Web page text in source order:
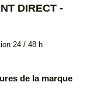
DIRECT -
24 / 48 h
de la marque